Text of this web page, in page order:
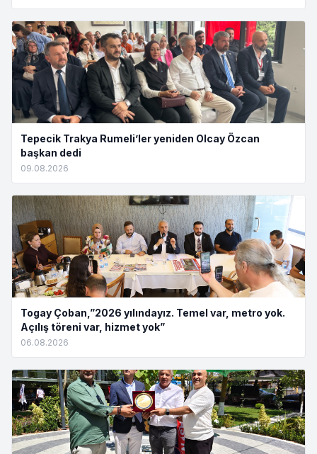
Tepecik Trakya Rumeli’ler yeniden Olcay Özcan
başkan dedi
09.08.2026
Togay Çoban,”2026 yılındayız. Temel var, metro yok.
Açılış töreni var, hizmet yok”
06.08.2026